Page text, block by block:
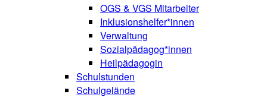
OGS & VGS Mitarbeiter
Inklusionshelfer*innen
Verwaltung
Sozialpädagog*innen
Heilpädagogin
Schulstunden
Schulgelände